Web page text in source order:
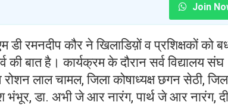
Join
रमनदीप कौर ने खिलाडिय़ों व प्रशिक्षकों को
की बात है। कार्यक्रम के दौरान सर्व विद्यालय संघ
लाल चामल, जिला कोषाध्यक्ष छगन सेठी,
भंभूर, डा. अभी जे आर नारंग, पार्थ जे आर नारंग,